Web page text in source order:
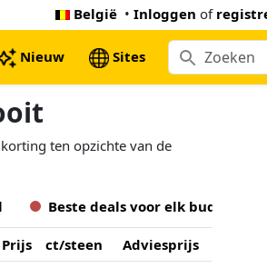
België • Inloggen of
Nieuw Sites
ten opzichte van de
Beste deals voor elkbudget
Prijs ct/steen Adviesprijs